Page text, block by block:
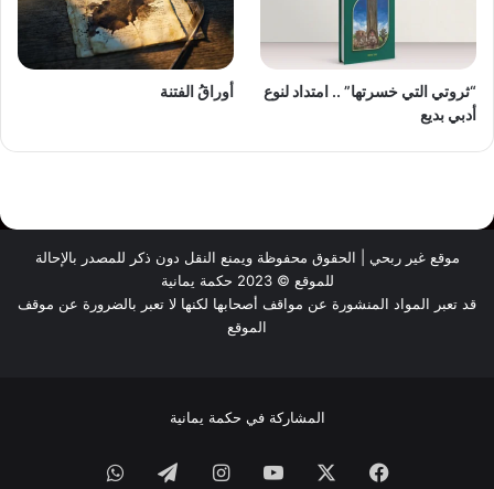
“ثروتي التي خسرتها” .. امتداد لنوع
أدبي بديع
أوراقُ الفتنة
موقع غير ربحي | الحقوق محفوظة ويمنع النقل دون ذكر للمصدر بالإحالة
للموقع © 2023 حكمة يمانية
قد تعبر المواد المنشورة عن مواقف أصحابها لكنها لا تعبر بالضرورة عن موقف
الموقع
المشاركة في حكمة يمانية